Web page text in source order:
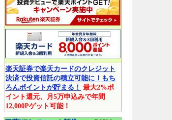
楽天証券で楽天カードのクレジット
決済で投資信託の積立可能に！もち
ろんポイントが貯まる！ 最大2%ポ
イント還元、月5万申込みで年間
12,000Pゲット可能！